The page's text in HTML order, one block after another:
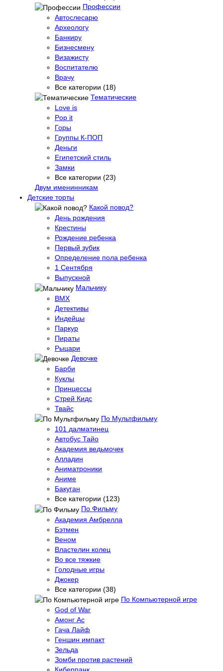
Профессии
Автослесарю
Археологу
Банкиру
Бизнесмену
Визажисту
Воспитателю
Врачу
Все категории (18)
Тематические
Love is
Pop it
Горы
Группы К-ПОП
Деньги
Египетский стиль
Замки
Все категории (23)
Двум именинникам
Детские торты
Какой повод?
День рождения
Крестины
Рождение ребенка
Первый зубик
Определение пола ребенка
1 Сентября
Выпускной
Мальчику
BMX
Детективы
Индейцы
Паркур
Пираты
Рыцари
Девочке
Барби
Куклы
Принцессы
Стрей Кидс
Твайс
По Мультфильму
101 далматинец
Автобус Тайо
Академия ведьмочек
Алладин
Аниматроники
Аниме
Бакуган
Все категории (123)
По Фильму
Академия Амбрелла
Бэтмен
Веном
Властелин колец
Во все тяжкие
Голодные игры
Джокер
Все категории (38)
По Компьютерной игре
God of War
Амонг Ас
Гача Лайф
Геншин импакт
Зельда
Зомби против растений